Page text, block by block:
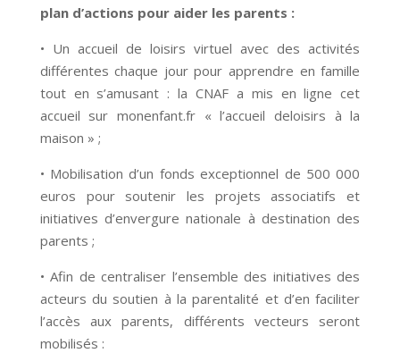
plan d’actions pour aider les parents :
• Un accueil de loisirs virtuel avec des activités
différentes chaque jour pour apprendre en famille
tout en s’amusant : la CNAF a mis en ligne cet
accueil sur monenfant.fr « l’accueil deloisirs à la
maison » ;
• Mobilisation d’un fonds exceptionnel de 500 000
euros pour soutenir les projets associatifs et
initiatives d’envergure nationale à destination des
parents ;
• Afin de centraliser l’ensemble des initiatives des
acteurs du soutien à la parentalité et d’en faciliter
l’accès aux parents, différents vecteurs seront
mobilisés :